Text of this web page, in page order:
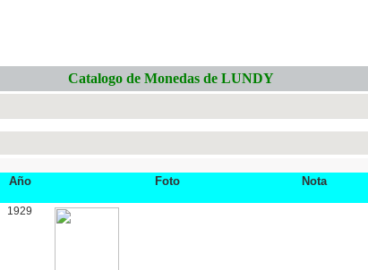
Catalogo de Monedas de LUNDY
Año Foto Nota
1929